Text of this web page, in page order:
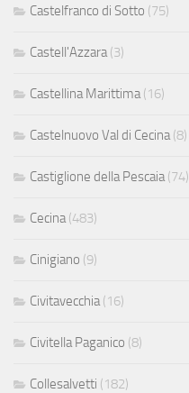
Castelfranco di Sotto (75)
Castell'Azzara (3)
Castellina Marittima (16)
Castelnuovo Val di Cecina (8)
Castiglione della Pescaia (74)
Cecina (483)
Cinigiano (9)
Civitavecchia (16)
Civitella Paganico (8)
Collesalvetti (182)